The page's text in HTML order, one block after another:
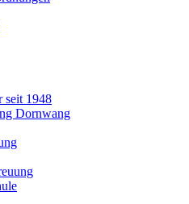
seit 1948
Dornwang